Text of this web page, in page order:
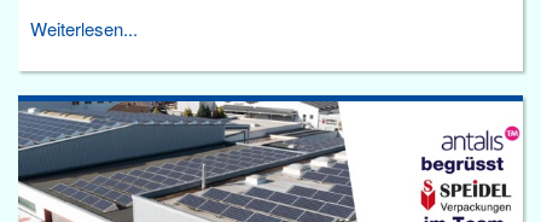
Weiterlesen...